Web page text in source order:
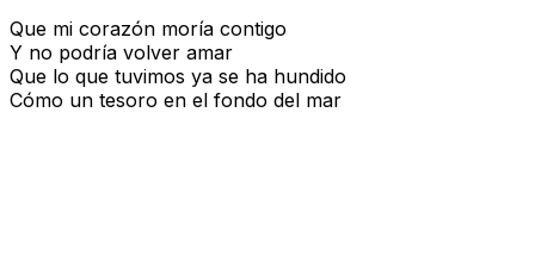
Que mi corazón moría contigo
Y no podría volver amar
Que lo que tuvimos ya se ha hundido
Cómo un tesoro en el fondo del mar